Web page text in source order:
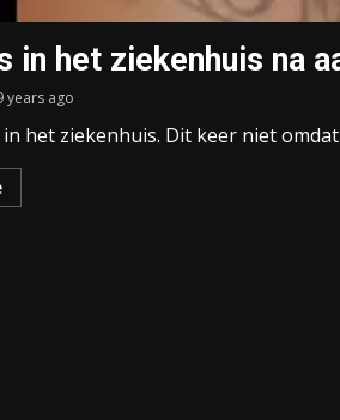
in het ziekenhuis na
years ago
het ziekenhuis. Dit keer niet